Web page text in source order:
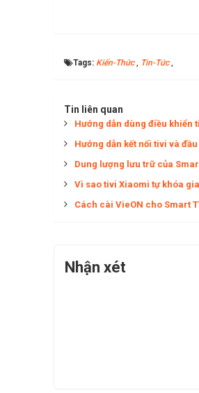
Tags: Kiến-Thức, Tin-Tức,
Tin liên quan
Hướng dẫn dùng điều khiển
Hướng dẫn kết nối tivi và
Dung lượng lưu trữ của
Vì sao tivi Xiaomi tự khóa
Cách cài VieON cho Smart
Nhận xét